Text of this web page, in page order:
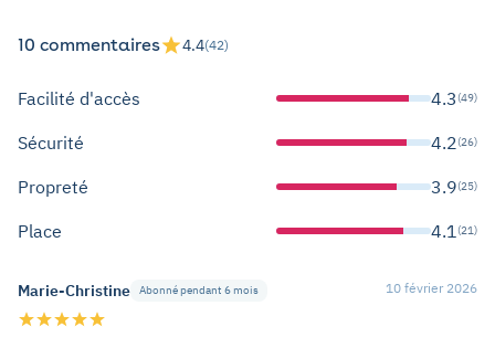
10 commentaires 4.4(42)
Facilité d'accès 4.3(49)
Sécurité 4.2(26)
Propreté 3.9(25)
Place 4.1 (21)
Marie-Christine Abonné pendant 6 mois 10 février 2026